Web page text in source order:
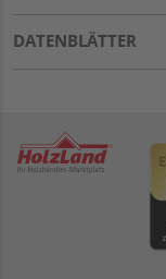
DATENBLÄTTER